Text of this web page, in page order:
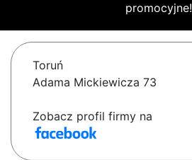
promocyjne!
Toruń
Adama Mickiewicza 73
Zobacz profil firmy na